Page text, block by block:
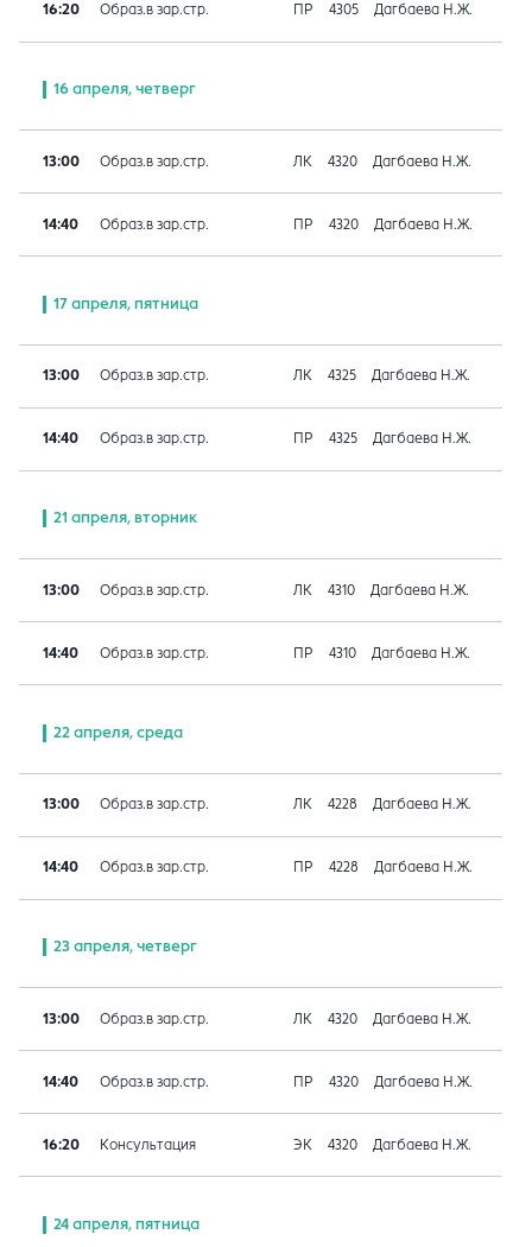
16:20 Образ.в зар.стр. ПР 4305 Дагбаева Н.Ж.
16 апреля, четверг
13:00 Образ.в зар.стр. ЛК 4320 Дагбаева Н.Ж.
14:40 Образ.в зар.стр. ПР 4320 Дагбаева Н.Ж.
17 апреля, пятница
13:00 Образ.в зар.стр. ЛК 4325 Дагбаева Н.Ж.
14:40 Образ.в зар.стр. ПР 4325 Дагбаева Н.Ж.
21 апреля, вторник
13:00 Образ.в зар.стр. ЛК 4310 Дагбаева Н.Ж.
14:40 Образ.в зар.стр. ПР 4310 Дагбаева Н.Ж.
22 апреля, среда
13:00 Образ.в зар.стр. ЛК 4228 Дагбаева Н.Ж.
14:40 Образ.в зар.стр. ПР 4228 Дагбаева Н.Ж.
23 апреля, четверг
13:00 Образ.в зар.стр. ЛК 4320 Дагбаева Н.Ж.
14:40 Образ.в зар.стр. ПР 4320 Дагбаева Н.Ж.
16:20 Консультация ЭК 4320 Дагбаева Н.Ж.
24 апреля, пятница